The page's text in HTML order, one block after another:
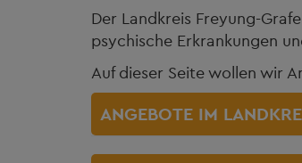
Der Landkreis Freyung-
psychische Erkrankungen
Auf dieser Seite wollen wir
ANGEBOTE IM